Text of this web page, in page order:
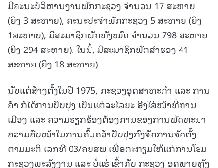
ມີຄະນະບໍລິຫານງານພັກກະຊວງ ຈໍານວນ 17 ສະຫາຍ
(ຍິງ 3 ສະຫາຍ), ຄະນະປະຈໍາພັກກະຊວງ 5 ສະຫາຍ (ຍິງ
1ສະຫາຍ), ມີສະມາຊິກພັກທັງໝົດ ຈໍານວນ 798 ສະຫາຍ
(ຍິງ 294 ສະຫາຍ). ໃນນີ້, ມີສະມາຊິກພັກສໍາຮອງ 41
ສະຫາຍ (ຍິງ 18 ສະຫາຍ).
ນັບແຕ່ສ້າງຕັ້ງໃນປີ 1975, ກະຊວງອຸດສາຫະກຳ ແລະ ການ
ຄ້າ ກໍໄດ້ການປັບປຸງ ເປັນແຕ່ລະໄລຍະ ອີງໃສ່ໜ້າທີ່ການ
ເມືອງ ແລະ ຄວາມຮຽກຮ້ອງຕ້ອງການຂອງການພັດທະນາ
ຄວາມຄືບໜ້າໃນການຄົ້ນຄວ້າປັບປຸງກົງຈັກການຈັດຕັ້ງ
ຕາມມະຕິ ເລກທີ 03/ຄບສພ ເພື່ອກະກຽມໃຫ້ແກ່ການໂຮມ
ກະຊວງພະລັງງານ ແລະ ບໍ່ແຮ່ ເຂົ້າກັບ ກະຊວງ ອຄພາຍຫຼັງ